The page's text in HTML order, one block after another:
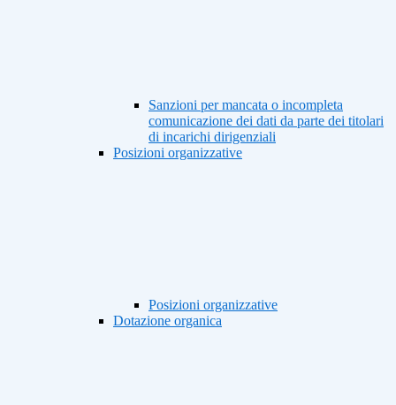
Sanzioni per mancata o incompleta
comunicazione dei dati da parte dei titolari
di incarichi dirigenziali
Posizioni organizzative
Posizioni organizzative
Dotazione organica